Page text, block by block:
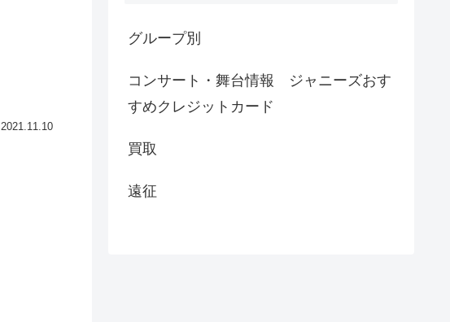
2021.11.10
グループ別
コンサート・舞台情報 ジャニーズおす
すめクレジットカード
買取
遠征